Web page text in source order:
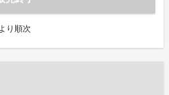
り順次